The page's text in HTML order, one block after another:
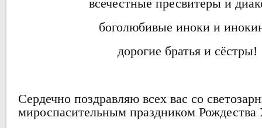
всечестные пресвитеры и
боголюбивые иноки и
дорогие братья и сёстры!
Сердечно поздравляю всех вас со
мироспасительным праздником Рождества